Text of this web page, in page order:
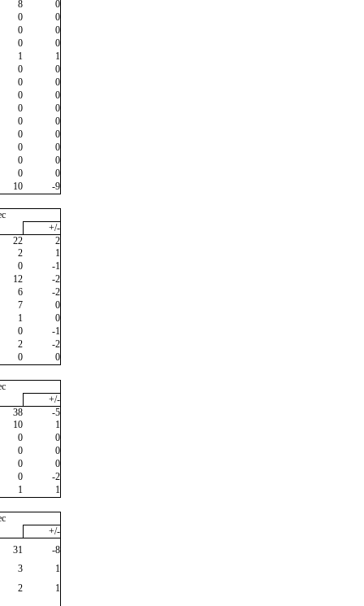
8
0
0
0
0
0
0
0
1
1
0
0
0
0
0
0
0
0
0
0
0
0
0
0
0
0
0
0
10
-9
+/-
22
2
2
1
0
-1
12
-2
6
-2
7
0
1
0
0
-1
2
-2
0
0
+/-
38
-5
10
1
0
0
0
0
0
0
0
-2
1
1
+/-
31
-8
3
1
2
1